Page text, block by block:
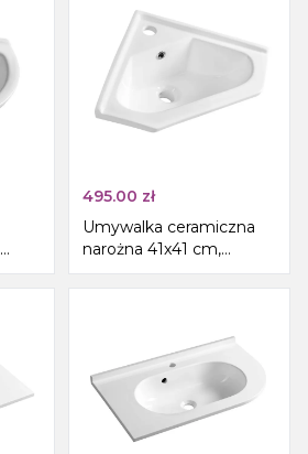
495.00 zł
Umywalka ceramiczna
narożna 41x41 cm,
meblowa